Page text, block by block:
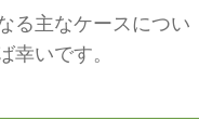
る主なケースについ
幸いです。